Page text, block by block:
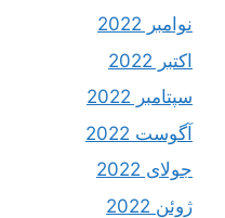
نوامبر 2022
اکتبر 2022
سپتامبر 2022
آگوست 2022
جولای 2022
ژوئن 2022